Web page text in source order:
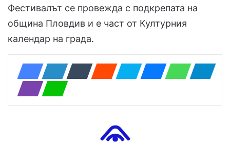
Фестивалът се провежда с подкрепата на
община Пловдив и е част от Културния
календар на града.